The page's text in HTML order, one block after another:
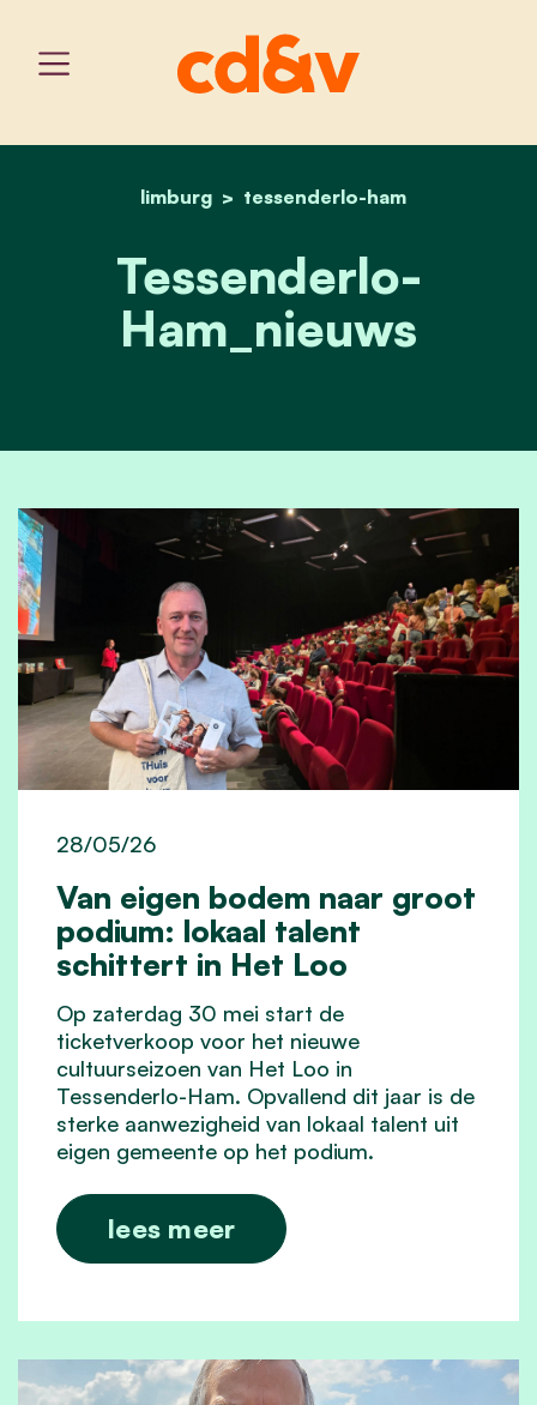
home
limburg tessenderlo-ham
tessenderlo-ham_nieuws
Tessenderlo-
Ham_nieuws
Van eigen bodem naar groot
podium: lokaal talent
schittert in Het Loo
28/05/26
Op zaterdag 30 mei start de
ticketverkoop voor het nieuwe
cultuurseizoen van Het Loo in
Tessenderlo-Ham. Opvallend dit jaar is de
sterke aanwezigheid van lokaal talent uit
eigen gemeente op het podium.
lees meer